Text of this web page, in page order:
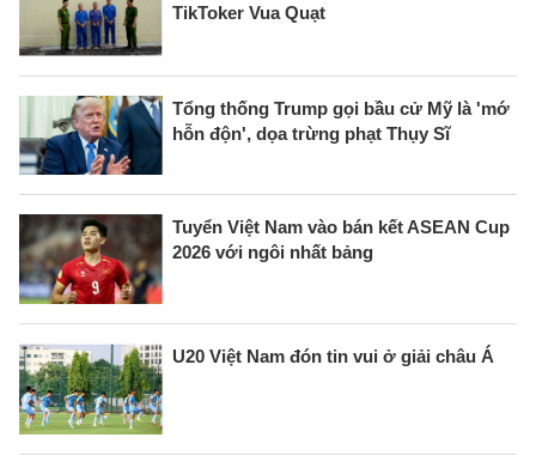
TikToker Vua Quạt
Tổng thống Trump gọi bầu cử Mỹ là 'mớ
hỗn độn', dọa trừng phạt Thụy Sĩ
Tuyển Việt Nam vào bán kết ASEAN Cup
2026 với ngôi nhất bảng
U20 Việt Nam đón tin vui ở giải châu Á